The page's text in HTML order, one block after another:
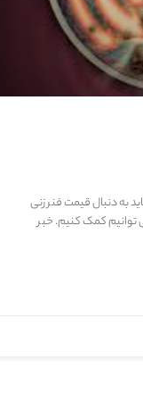
به دنبال قیمت فنر زنی
توانیم کمک کنیم. خبر